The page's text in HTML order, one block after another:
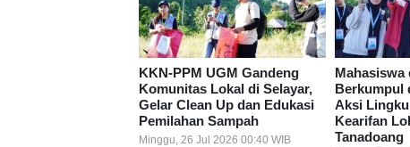
KKN-PPM UGM Gandeng
Komunitas Lokal di Selayar,
Gelar Clean Up dan Edukasi
Pemilahan Sampah
Minggu, 26 Jul 2026 00:40 WIB
Mahasiswa
Berkumpul
Aksi
Kearifan
Tanadoang